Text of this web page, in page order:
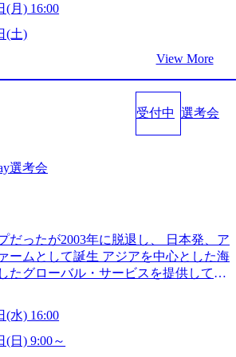
業界を経験することが可能 社内転職
内スカウトや社内公募制度を用いて
storage.googleapis.com/our-vision-prod
内装8億円超のかっこいいオフィスがあ
ランキング受賞歴多数 あえての未上場
の自由度が高く、赤字事業でも投資し
面でのコミュニケーションメリットを
日(土) 10:00～最長16:00 2026年8月10
の流れ 受付 → 会社説明会 → 面接(会社
※通常の選考フローと異なり、事前に
ジタルイノベーション事業部でのポジ
、そして適性や志向性に合わせて、以
系の領域において、大手・ベンチャ
援を行います。 直近の案件では、大
ントとして抱えている 手掛けたプロ
るグローバル化」「資生堂グループ
はKDDIと合弁会社「ARISE analytics」
ス技術で新たなイノベーションを創出
に行う 採用資料 (https://www.accentur
document-2/Accenture-Recruiting-Brochur
content/dam/accenture/f
careers-blog) 江川社長が語る「105点
articles/-/346218) 大手広告代理
トへ。会社に入って、何が変わった？
プラダ：ラグジュアリー製品のパーソナ
case-studies/song/prada-luxury-product-c
www.accenture.com/jp-ja/case-stud
2020」でマーケ＆営業のDX実現 (http
media/softbank)（通信） 経済産
安ネット」を構築。省庁DXの先進事
(月) 16:00
(土)
View More
受付中 選考会
選考会
だったが2003年に脱退し、 日本発、ア
ームとして誕生 アジアを中心とした海
たグローバル・サービスを提供してい
を通じて社会や産業の課題を解決し、
イアント変革の確実な実現と社会的
の戦略的資本提携も実現して、現在は
(水) 16:00
(日) 9:00～